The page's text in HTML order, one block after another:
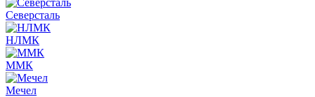
Северсталь
НЛМК
ММК
Мечел